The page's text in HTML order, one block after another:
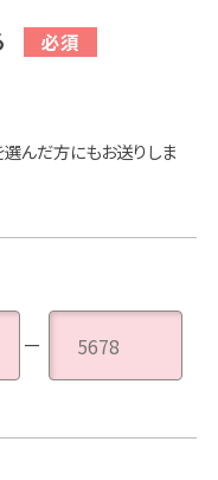
選んだ方にもお送りしま
－